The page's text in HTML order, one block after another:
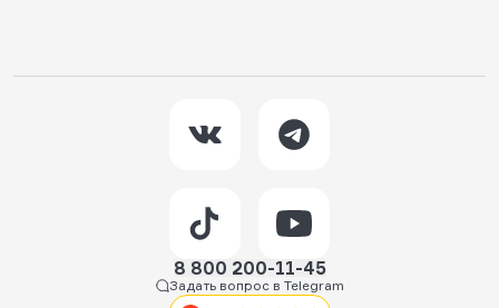
8 800 200-11-45
Задать вопрос в Telegram